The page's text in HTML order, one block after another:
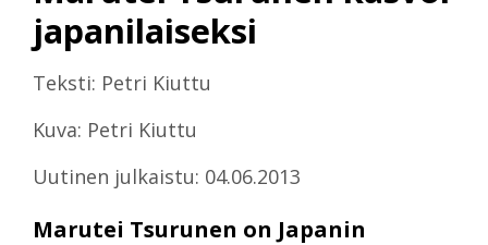
japanilaiseksi
Teksti: Petri Kiuttu
Kuva: Petri Kiuttu
Uutinen julkaistu: 04.06.2013
Marutei Tsurunen on Japanin